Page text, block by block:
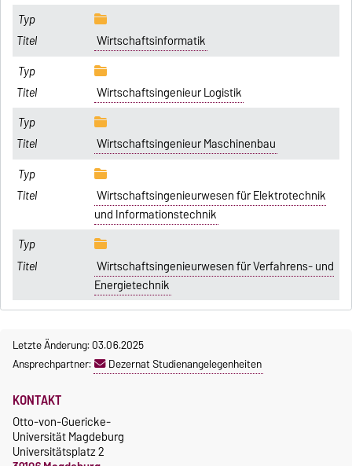
Wirtschaftsinformatik
Wirtschaftsingenieur Logistik
Wirtschaftsingenieur Maschinenbau
Wirtschaftsingenieurwesen für Elektrotechnik
und Informationstechnik
Wirtschaftsingenieurwesen für Verfahrens- und
Energietechnik
Letzte Änderung: 03.06.2025
Ansprechpartner:
Dezernat Studienangelegenheiten
KONTAKT
Otto-von-Guericke-
Universität Magdeburg
Universitätsplatz 2